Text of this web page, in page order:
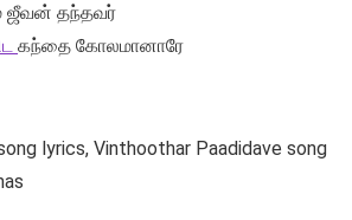
ஜீவன் தந்தவர்
கந்தை கோலமானாரே
lyrics, Vinthoothar Paadidave song